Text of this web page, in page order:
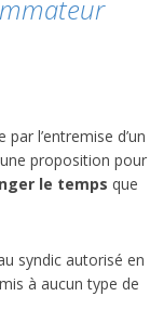
l’entremise d’un
proposition pour
le temps que
syndic autorisé en
à aucun type de